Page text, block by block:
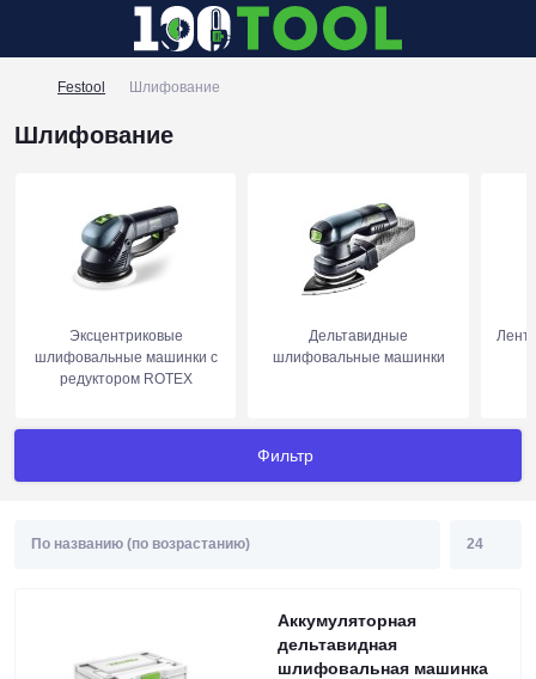
Festool Шлифование
Шлифование
Эксцентриковые
шлифовальные машинки с
редуктором ROTEX
Дельтавидные
шлифовальные машинки
Фильтр
Аккумуляторная
дельтавидная
шлифовальная машинка